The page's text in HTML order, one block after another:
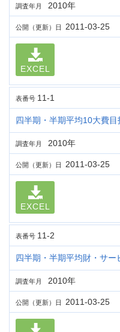
調査年月 2010年
公開（更新）日 2011-03-25
EXCEL
表番号 11-1
四半期・半期平均10大費目
調査年月 2010年
公開（更新）日 2011-03-25
EXCEL
表番号 11-2
四半期・半期平均財・サー
調査年月 2010年
公開（更新）日 2011-03-25